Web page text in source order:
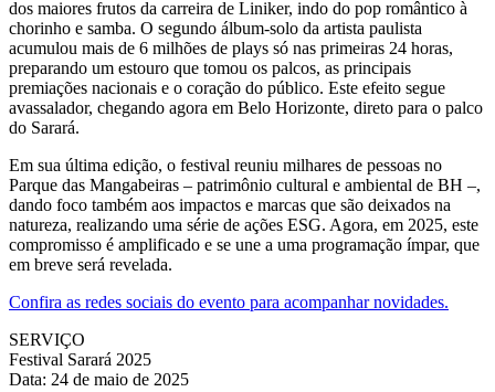
dos maiores frutos da carreira de Liniker, indo do pop romântico à
chorinho e samba. O segundo álbum-solo da artista paulista
acumulou mais de 6 milhões de plays só nas primeiras 24 horas,
preparando um estouro que tomou os palcos, as principais
premiações nacionais e o coração do público. Este efeito segue
avassalador, chegando agora em Belo Horizonte, direto para o palco
do Sarará.
Em sua última edição, o festival reuniu milhares de pessoas no
Parque das Mangabeiras – patrimônio cultural e ambiental de BH –,
dando foco também aos impactos e marcas que são deixados na
natureza, realizando uma série de ações ESG. Agora, em 2025, este
compromisso é amplificado e se une a uma programação ímpar, que
em breve será revelada.
Confira as redes sociais do evento para acompanhar novidades.
SERVIÇO
Festival Sarará 2025
Data: 24 de maio de 2025